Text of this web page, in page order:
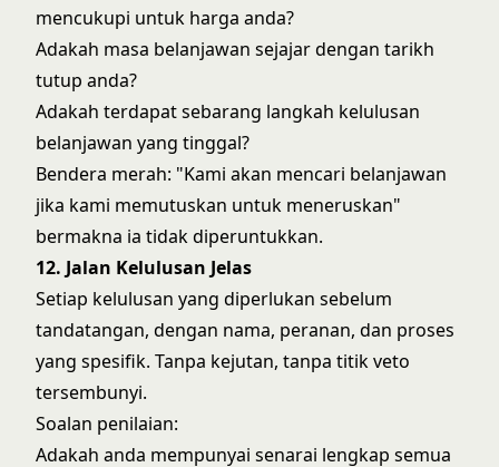
mencukupi untuk harga anda?
Adakah masa belanjawan sejajar dengan tarikh
tutup anda?
Adakah terdapat sebarang langkah kelulusan
belanjawan yang tinggal?
Bendera merah: "Kami akan mencari belanjawan
jika kami memutuskan untuk meneruskan"
bermakna ia tidak diperuntukkan.
12. Jalan Kelulusan Jelas
Setiap kelulusan yang diperlukan sebelum
tandatangan, dengan nama, peranan, dan proses
yang spesifik. Tanpa kejutan, tanpa titik veto
tersembunyi.
Soalan penilaian:
Adakah anda mempunyai senarai lengkap semua